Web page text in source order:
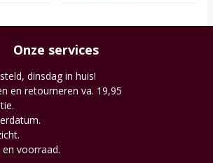
Onze services
dinsdag in huis!
en retourneren va. 19,95
voorraad.